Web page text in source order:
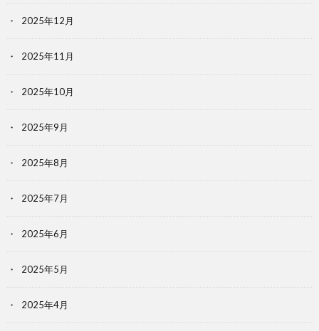
2025年12月
2025年11月
2025年10月
2025年9月
2025年8月
2025年7月
2025年6月
2025年5月
2025年4月